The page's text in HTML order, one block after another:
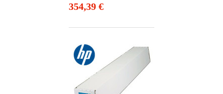
354,39 €